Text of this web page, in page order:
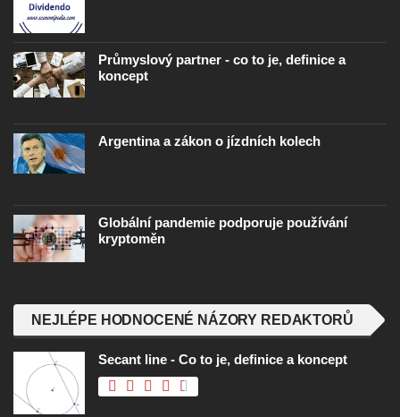
Průmyslový partner - co to je, definice a
koncept
Argentina a zákon o jízdních kolech
Globální pandemie podporuje používání
kryptoměn
NEJLÉPE HODNOCENÉ NÁZORY REDAKTORŮ
Secant line - Co to je, definice a koncept